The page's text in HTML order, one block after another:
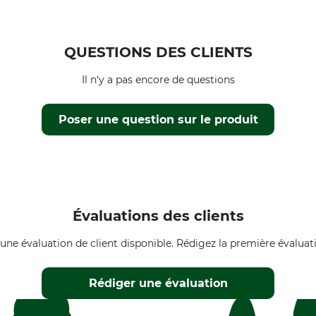
QUESTIONS DES CLIENTS
Poser une question sur le produit
Il n'y a pas encore de questions
Évaluations des clients
évaluation de client disponible. Rédigez la première
Rédiger une évaluation